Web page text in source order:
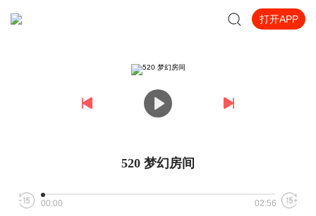
打开APP
520 梦幻房间
00:00 02:56